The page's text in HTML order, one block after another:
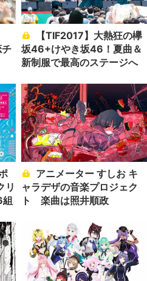
坂46+けやき坂46！夏曲＆
新制服で最高のステージへ
組
ャラデザの音楽プロジェク
ト 楽曲は照井順政